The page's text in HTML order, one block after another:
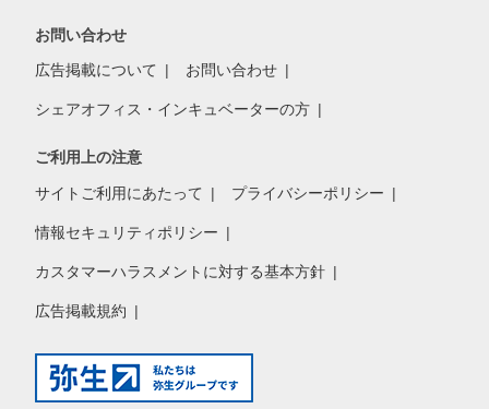
お問い合わせ
広告掲載について お問い合わせ
シェアオフィス・インキュベーターの方
ご利用上の注意
サイトご利用にあたって プライバシーポリシー
情報セキュリティポリシー
カスタマーハラスメントに対する基本方針
広告掲載規約